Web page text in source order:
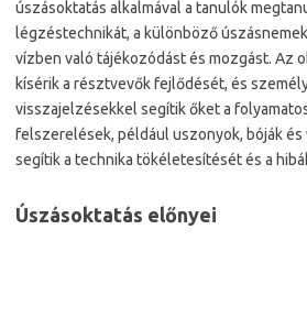
úszásoktatás alkalmával a tanulók
légzéstechnikát, a különböző
vízben való tájékozódást és mozgást. Az
kísérik a résztvevők fejlődését, és
visszajelzésekkel segítik őket a
felszerelések, például uszonyok, bóják és
segítik a technika tökéletesítését és a
Úszásoktatás előnyei